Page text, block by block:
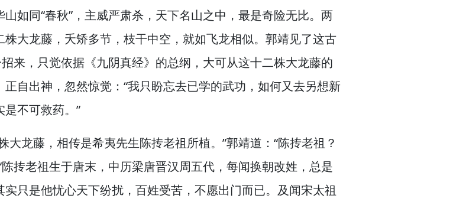
山如同“春秋”， 主威严肃杀， 天下名山之中， 最是奇险无比。 两
大龙藤， 夭矫多节， 枝干中空， 就如飞龙相似。 郭靖见了这古
来， 只觉依据《九阴真经》的总纲， 大可从这十二株大龙藤的
正自出神， 忽然惊觉：“我只盼忘去已学的武功， 如何又去另想新
是不可救药。”
大龙藤， 相传是希夷先生陈抟老祖所植。”郭靖道：“陈抟老祖？
抟老祖生于唐末， 中历梁唐晋汉周五代， 每闻换朝改姓， 总是
实只是他忧心天下纷扰， 百姓受苦， 不愿出门而已。 及闻宋太祖